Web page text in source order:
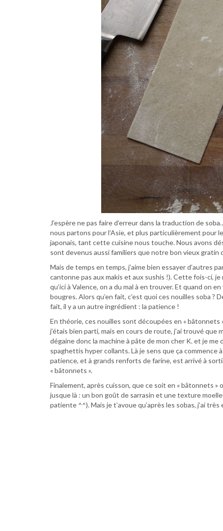
J’espère ne pas faire d’erreur dans la traduction de
nous partons pour l’Asie, et plus particulièrement pour
japonais, tant cette cuisine nous touche. Nous avons
sont devenus aussi familiers que notre bon vieux gratin
Mais de temps en temps, j’aime bien essayer d’autres
cantonne pas aux makis et aux sushis !). Cette fois-ci,
qu’ici à Valence, on a du mal à en trouver. Et quand on
bougres. Alors qu’en fait, c’est quoi ces nouilles soba ?
fait, il y a un autre ingrédient : la patience !
En théorie, ces nouilles sont découpées en « bâtonnets
j’étais bien parti, mais en cours de route, j’ai trouvé que
dégaine donc la machine à pâte de mon cher K. et je
spaghettis hyper collants. Là je sens que ça commence
patience, et à grands renforts de farine, est arrivé à
« bâtonnets ».
Finalement, après cuisson, que ce soit en « bâtonnets
jusque là : un bon goût de sarrasin et une texture
patiente ^^). Mais je t’avoue qu’après les sobas, j’ai